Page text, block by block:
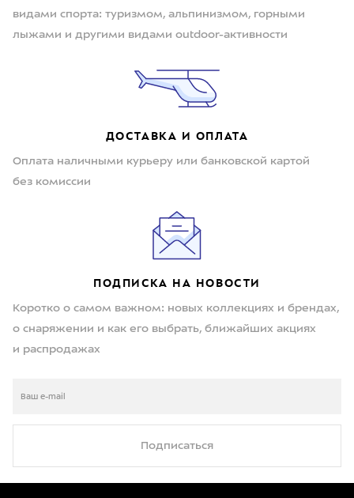
видами спорта: туризмом, альпинизмом, горными
лыжами и другими видами outdoor-активности
ДОСТАВКА И ОПЛАТА
Оплата наличными курьеру или банковской картой
без комиссии
ПОДПИСКА НА НОВОСТИ
Коротко о самом важном: новых коллекциях и брендах,
о снаряжении и как его выбрать, ближайших акциях
и распродажах
Подписаться